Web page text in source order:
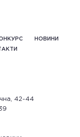
НОВИНИ
42-44